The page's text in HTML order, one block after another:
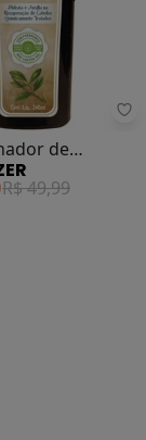
de
de
R$ 49,99